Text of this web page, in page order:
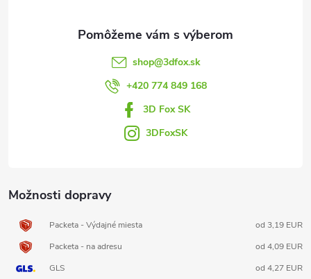
Možnosti dopravy
Packeta - Výdajné miesta
od 3,19 EUR
Packeta - na adresu
od 4,09 EUR
GLS
od 4,27 EUR
shop@3dfox.sk
+420 774 849 168
3D Fox SK
3DFoxSK